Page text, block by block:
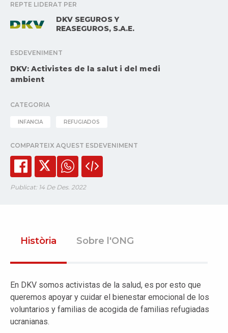
REPTE LIDERAT PER
DKV SEGUROS Y
REASEGUROS, S.A.E.
ESDEVENIMENT
DKV: Activistes de la salut i del medi
ambient
CATEGORIA
INFANCIA REFUGIADOS
COMPARTEIX AQUEST ESDEVENIMENT
Publicat: 14 De Des. 2022
Història Sobre l'ONG
En DKV somos activistas de la salud, es por esto que
queremos apoyar y cuidar el bienestar emocional de los
voluntarios y familias de acogida de familias refugiadas
ucranianas.